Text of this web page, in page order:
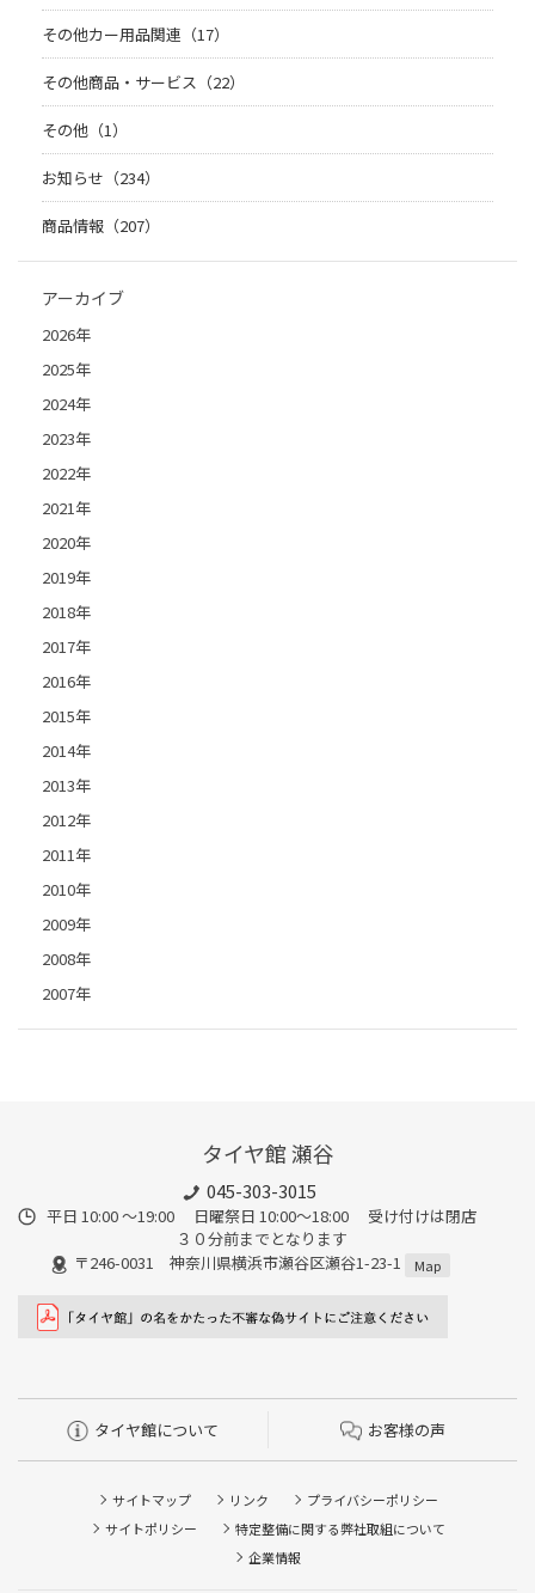
その他カー用品関連（17）
その他商品・サービス（22）
その他（1）
お知らせ（234）
商品情報（207）
アーカイブ
2026年
2025年
2024年
2023年
2022年
2021年
2020年
2019年
2018年
2017年
2016年
2015年
2014年
2013年
2012年
2011年
2010年
2009年
2008年
2007年
タイヤ館 瀬谷
045-303-3015
平日 10:00 ～19:00 日曜祭日 10:00～18:00 受け付けは閉店
３０分前までとなります
〒246-0031 神奈川県横浜市瀬谷区瀬谷1-23-1
Map
タイヤ館について お客様の声
サイトマップ リンク
プライバシーポリシー
サイトポリシー
特定整備に関する弊社取組について
企業情報